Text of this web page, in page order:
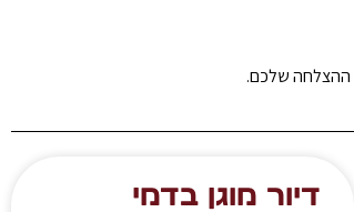
ההצלחה שלכם.
דיור מוגן בדמי